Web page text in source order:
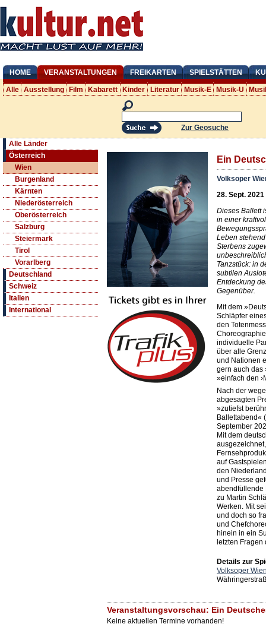
HOME VERANSTALTUNGEN FREIKARTEN SPIELSTÄTTEN
Alle Ausstellung Film Kabarett Kinder Literatur Musik-E Musik-U
Zur Geosuche
Alle Länder
Österreich
Wien
Burgenland
Kärnten
Niederösterreich
Oberösterreich
Salzburg
Steiermark
Tirol
Vorarlberg
Deutschland
Schweiz
Italien
International
Ein
Volksoper
28. Sept.
Dieses Ballett
in einer
Leben
Sterbens
Tanzstück: in
subtilen
Entdeckung
Gegenüber.
Mit dem
Schläpfer
den
individuelle
über alle
und Nationen
gern auch das
»einfach den
Nach der
abgesagten
»zutiefst
Ballettabend«
September
Mit dem
auf
den
und Presse
abendfüllende
zu Martin
Werken. Mit
und doch so
und
hinein in ein
letzten
Details zur
Volksoper
Veranstaltungsvorschau: Ein
Keine aktuellen Termine vorhanden!